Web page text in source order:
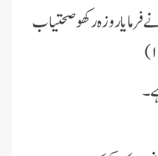
فرماىا روزہ رکھو صحتىاب